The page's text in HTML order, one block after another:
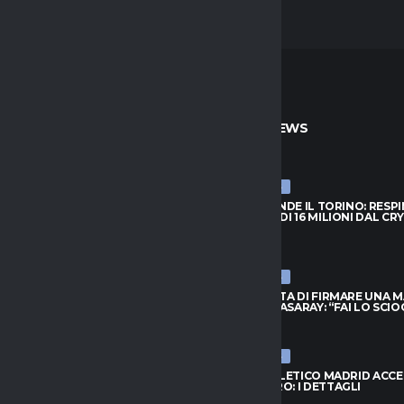
ULTIME NEWS
ULTIME NEWS
NJIE SI PRENDE IL TORINO:
L’OFFERTA DI 16 MILIONI DAL
ULTIME NEWS
LEAO RIFIUTA DI FIRMARE UNA
DEL GALATASARAY: “FAI LO
ULTIME NEWS
INTER, L’ATLETICO MADRID
PER ROMERO: I DETTAGLI